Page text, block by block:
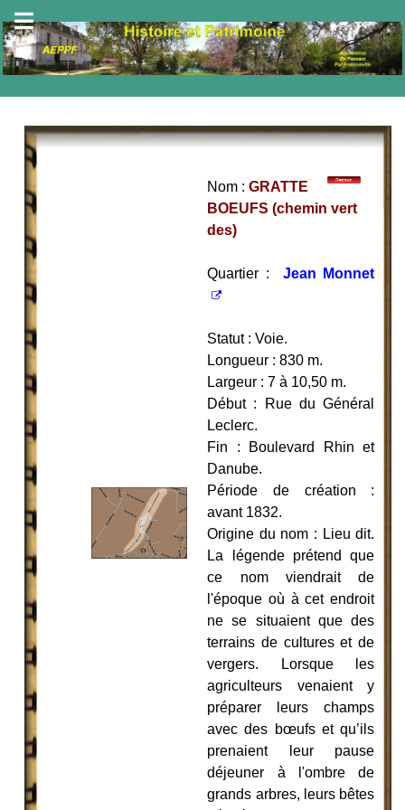
Nom :GRATTE
BOEUFS (chemin vert
des)
Quartier : Jean Monnet
Statut : Voie.
Longueur : 830 m.
Largeur : 7 à 10,50 m.
Début : Rue du Général
Leclerc.
Fin : Boulevard Rhin et
Danube.
Période de création :
avant 1832.
Origine du nom : Lieu dit.
La légende prétend que
ce nom viendrait de
l'époque où à cet endroit
ne se situaient que des
terrains de cultures et de
vergers. Lorsque les
agriculteurs venaient y
préparer leurs champs
avec des bœufs et qu’ils
prenaient leur pause
déjeuner à l'ombre de
grands arbres, leurs bêtes